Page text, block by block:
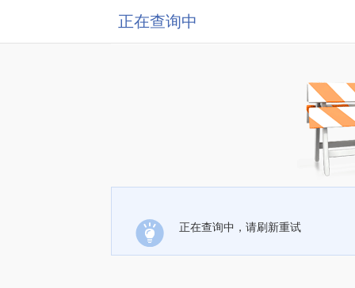
正在查询中
正在查询中，请刷新重试